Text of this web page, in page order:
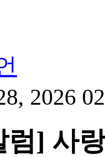
2026
럼] 사